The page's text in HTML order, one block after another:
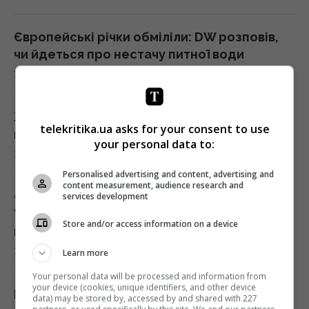
Європейські річки обміліли: DW розповів,
чи йдеться про нестачу питної води
23:53 субота, 08 серпня 2026
Жителів Одеси готують до захисту міста
від російського десанту
23:26 субота, 08 серпня 2026
Стародавній римлянин міг збирати кістки
"морських чудовиськ": вчені знайшли його
колекцію
23:23 субота, 08 серпня 2026
Росія вдарила по центру Павлограда: є
telekritika.ua asks for your consent to use
your personal data to:
Personalised advertising and content, advertising and
content measurement, audience research and
services development
Store and/or access information on a device
Learn more
Your personal data will be processed and information from
your device (cookies, unique identifiers, and other device
data) may be stored by, accessed by and shared with 227